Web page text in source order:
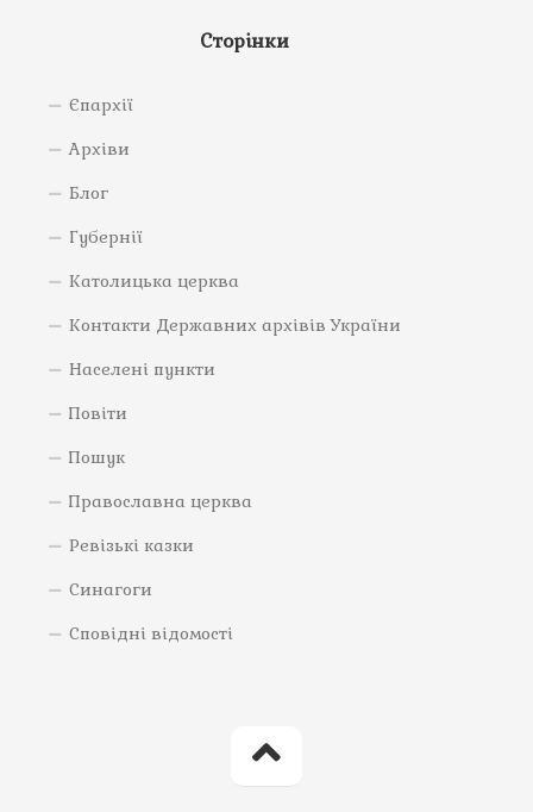
Сторінки
Єпархії
Архіви
Блог
Губернії
Католицька церква
Контакти Державних архівів України
Населені пункти
Повіти
Пошук
Православна церква
Ревізькі казки
Синагоги
Сповідні відомості